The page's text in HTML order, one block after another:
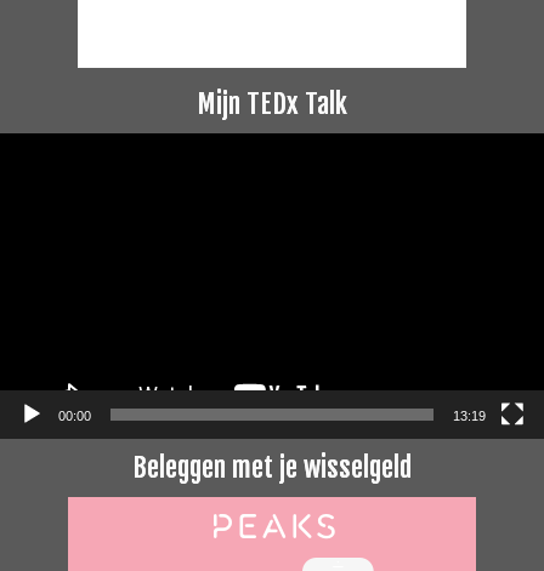
Mijn TEDx Talk
00:00 13:19
Beleggen met je wisselgeld